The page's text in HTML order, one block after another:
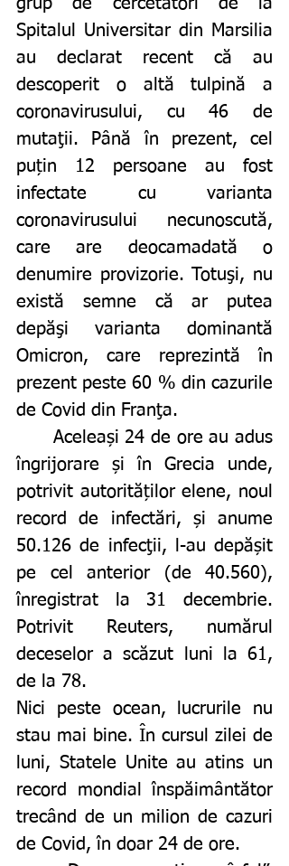
grup de cercetători de la
Spitalul Universitar din Marsilia
au declarat recent că au
descoperit o altă tulpină a
coronavirusului, cu 46 de
mutaţii. Până în prezent, cel
puțin 12 persoane au fost
infectate cu varianta
coronavirusului necunoscută,
care are deocamadată o
denumire provizorie. Totuşi, nu
există semne că ar putea
depăşi varianta dominantă
Omicron, care reprezintă în
prezent peste 60 % din cazurile
de Covid din Franţa.
îngrijorare și în Grecia unde,
potrivit autorităților elene, noul
record de infectări, și anume
50.126 de infecţii, l-au depășit
pe cel anterior (de 40.560),
înregistrat la 31 decembrie.
Potrivit Reuters, numărul
deceselor a scăzut luni la 61,
de la 78.
Nici peste ocean, lucrurile nu
stau mai bine. În cursul zilei de
luni, Statele Unite au atins un
record mondial înspăimântător
trecând de un milion de cazuri
de Covid, în doar 24 de ore.